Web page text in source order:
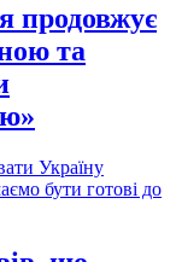
продовжує
та
Україну
бути готові до